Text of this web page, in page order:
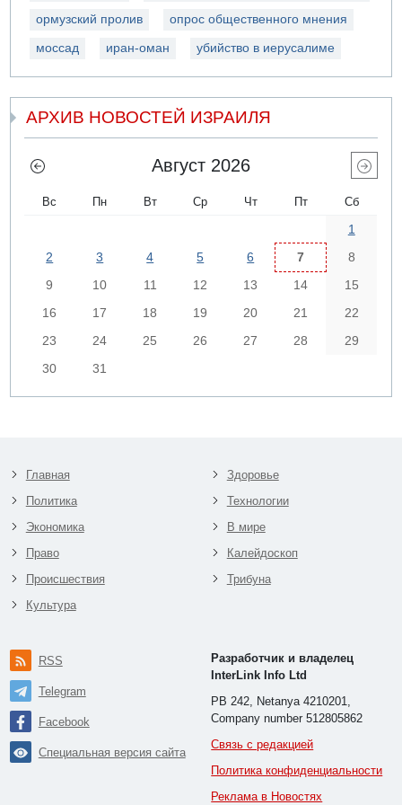
ормузский пролив опрос общественного мнения
моссад иран-оман убийство в иерусалиме
АРХИВ НОВОСТЕЙ ИЗРАИЛЯ
Август 2026
Вс Пн Вт Ср Чт Пт Сб
1
2
3 4 5 6 7
8
9
10 11 12 13 14
15
16
17 18 19 20 21
22
23
24 25 26 27 28
29
30
31
Главная
Политика
Экономика
Право
Происшествия
Культура
Здоровье
Технологии
В мире
Калейдоскоп
Трибуна
RSS
Telegram
Facebook
Специальная версия сайта
Разработчик и владелец
InterLink Info Ltd
PB 242, Netanya 4210201,
Company number 512805862
Связь с редакцией
Политика конфиденциальности
Реклама в Новостях